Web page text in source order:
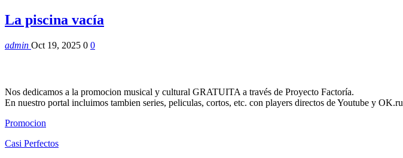
La piscina vacía
admin Oct 19, 2025 0 0
Nos dedicamos a la promocion musical y cultural GRATUITA a través de Proyecto Factoría.
En nuestro portal incluimos tambien series, peliculas, cortos, etc. con players directos de Youtube y OK.ru
Promocion
Casi Perfectos